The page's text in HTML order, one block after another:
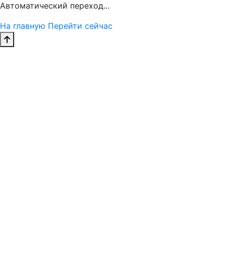
Автоматический переход...
На главную Перейти сейчас